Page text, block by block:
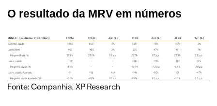
O resultado da MRV em números
Fonte: Companhia, XP Research